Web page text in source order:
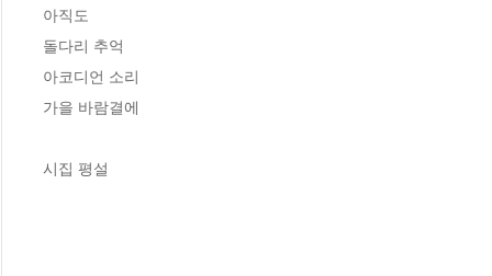
아직도
돌다리 추억
아코디언 소리
가을 바람결에
시집 평설